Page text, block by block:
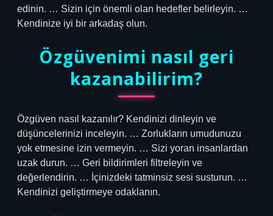
edinin. … Sizin için önemli olan hedefler belirleyin. …
Kendinize iyi bir arkadaş olun.
Özgüvenimi nasıl geri
kazanabilirim?
Özgüven nasıl kazanılır? Kendinizi dinleyin ve
düşüncelerinizi inceleyin. … Zorlukların umudunuzu
yok etmesine izin vermeyin. … Sizi yoran insanlardan
uzak durun. … Geri bildirimleri filtreleyin ve
değerlendirin. … İçinizdeki tatminsiz sesi susturun. …
Kendinizi geliştirmeye odaklanın.